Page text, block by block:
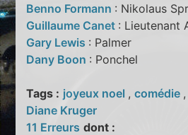
Benno Formann : Nikolaus
Guillaume Canet : Lieutenant
Gary Lewis : Palmer
Dany Boon : Ponchel
Tags : joyeux noel ,comédie
Diane Kruger
11 Erreurs dont :